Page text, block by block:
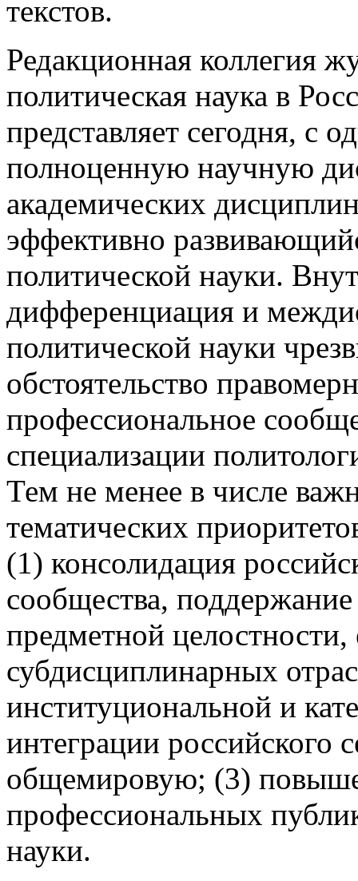
текстов.
Редакционная коллегия
политическая наука в
представляет сегодня, с
полноценную научную
академических
эффективно
политической науки.
дифференциация и
политической науки
обстоятельство
профессиональное
специализации
Тем не менее в числе
тематических
(1) консолидация
сообщества,
предметной целостности,
субдисциплинарных
институциональной и
интеграции российского
общемировую; (3)
профессиональных
науки.